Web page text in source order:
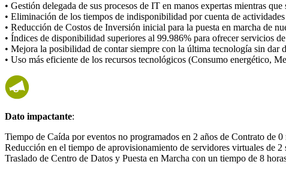
• Gestión delegada de sus procesos de IT en manos expertas mientras
• Eliminación de los tiempos de indisponibilidad por cuenta de
• Reducción de Costos de Inversión inicial para la puesta en marcha de
• Índices de disponibilidad superiores al 99.986% para ofrecer servicios
• Mejora la posibilidad de contar siempre con la última tecnología sin dar
• Uso más eficiente de los recursos tecnológicos (Consumo energético,
Dato impactante:
Tiempo de Caída por eventos no programados en 2 años de Contrato de 0
Reducción en el tiempo de aprovisionamiento de servidores virtuales de 2
Traslado de Centro de Datos y Puesta en Marcha con un tiempo de 8